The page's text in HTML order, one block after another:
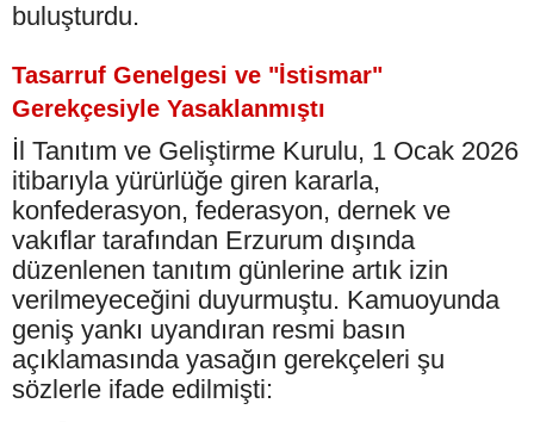
buluşturdu.
Tasarruf Genelgesi ve "İstismar"
Gerekçesiyle Yasaklanmıştı
İl Tanıtım ve Geliştirme Kurulu, 1 Ocak 2026
itibarıyla yürürlüğe giren kararla,
konfederasyon, federasyon, dernek ve
vakıflar tarafından Erzurum dışında
düzenlenen tanıtım günlerine artık izin
verilmeyeceğini duyurmuştu. Kamuoyunda
geniş yankı uyandıran resmi basın
açıklamasında yasağın gerekçeleri şu
sözlerle ifade edilmişti: